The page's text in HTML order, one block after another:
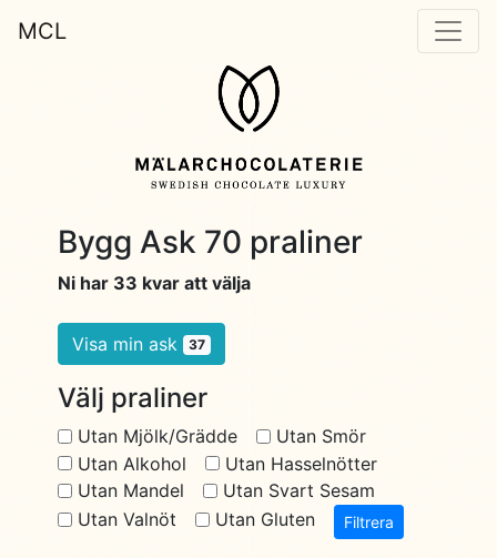
MCL
Bygg Ask 70 praliner
Ni har 33 kvar att välja
Visa min ask 37
Välj praliner
Utan Mjölk/Grädde
Utan Smör
Utan Alkohol
Utan Hasselnötter
Utan Mandel
Utan Svart Sesam
Utan Valnöt
Utan Gluten Filtrera